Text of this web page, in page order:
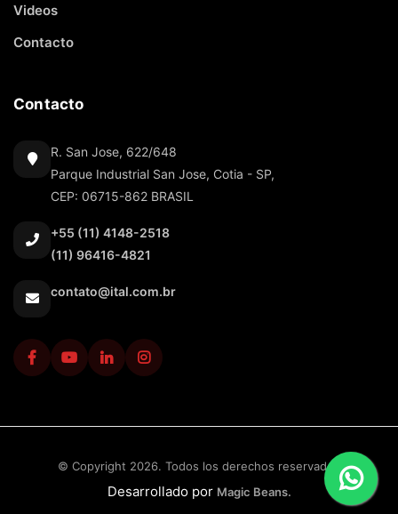
Videos
Contacto
Contacto
R. San Jose, 622/648
Parque Industrial San Jose, Cotia - SP,
CEP: 06715-862 BRASIL
+55 (11) 4148-2518
(11) 96416-4821
contato@ital.com.br
© Copyright 2026. Todos los derechos reservados
Desarrollado por Magic Beans.